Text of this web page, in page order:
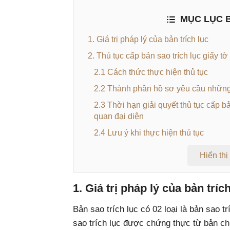
MỤC LỤC
1. Giá trị pháp lý của bản trích lục
2. Thủ tục cấp bản sao trích lục giấy
2.1 Cách thức thực hiện thủ tục
2.2 Thành phần hồ sơ yêu cầu
2.3 Thời hạn giải quyết thủ tục cấp
quan đại diện
2.4 Lưu ý khi thực hiện thủ tục
Hiển thị
1. Giá trị pháp lý của bản
Bản sao trích lục có 02 loại là bản sao
sao trích lục được chứng thực từ bản